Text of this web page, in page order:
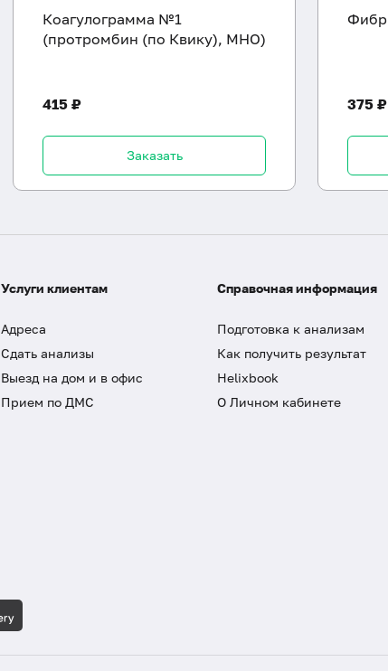
Коагулограмма №1
(протромбин (по Квику), МНО)
415 ₽
Заказать
375 ₽
Услуги клиентам
Адреса
Сдать анализы
Выезд на дом и в офис
Прием по ДМС
Справочная информация
Подготовка к анализам
Как получить результат
Helixbook
О Личном кабинете